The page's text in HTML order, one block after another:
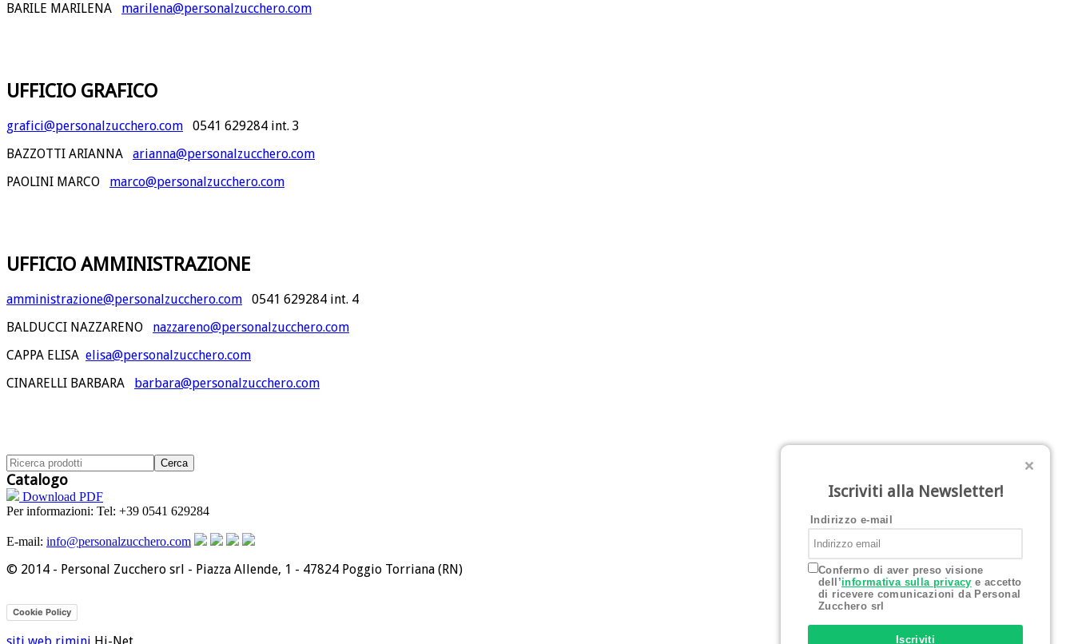
BARILE MARILENA marilena@personalzucchero.com
UFFICIO GRAFICO
grafici@personalzucchero.com 0541 629284 int. 3
BAZZOTTI ARIANNA arianna@personalzucchero.com
PAOLINI MARCO marco@personalzucchero.com
UFFICIO AMMINISTRAZIONE
amministrazione@personalzucchero.com 0541 629284 int. 4
BALDUCCI NAZZARENO nazzareno@personalzucchero.com
CAPPA ELISA elisa@personalzucchero.com
CINARELLI BARBARA barbara@personalzucchero.com
Catalogo
Download PDF
Per informazioni: Tel: +39 0541 629284
E-mail: info@personalzucchero.com
© 2014 - Personal Zucchero srl - Piazza Allende, 1 - 47824 Poggio Torriana (RN)
Cookie Policy
Iscriviti alla Newsletter!
Indirizzo e-mail
Confermo di aver preso visione
dell’informativa sulla privacy e accetto
di ricevere comunicazioni da Personal
Zucchero srl
Iscriviti